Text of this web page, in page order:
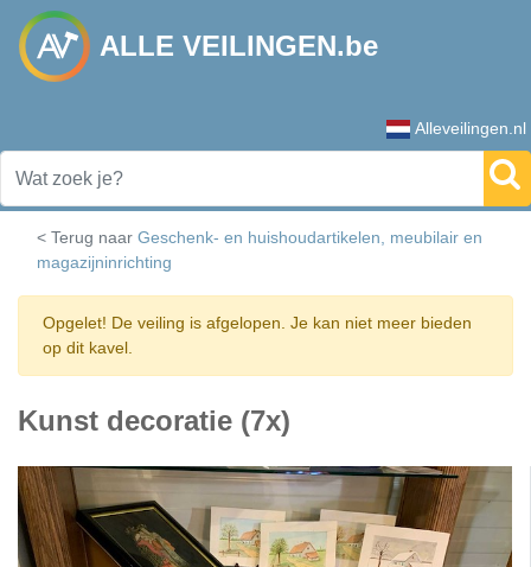
ALLE VEILINGEN.be
Alleveilingen.nl
< Terug naar Geschenk- en huishoudartikelen, meubilair en
magazijninrichting
Opgelet! De veiling is afgelopen. Je kan niet meer bieden
op dit kavel.
Kunst decoratie (7x)